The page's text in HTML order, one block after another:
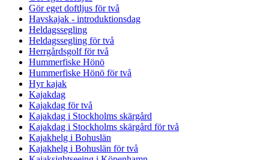
Gör eget doftljus för två
Havskajak - introduktionsdag
Heldagssegling
Heldagssegling för två
Herrgårdsgolf för två
Hummerfiske Hönö
Hummerfiske Hönö för två
Hyr kajak
Kajakdag
Kajakdag för två
Kajakdag i Stockholms skärgård
Kajakdag i Stockholms skärgård för två
Kajakhelg i Bohuslän
Kajakhelg i Bohuslän för två